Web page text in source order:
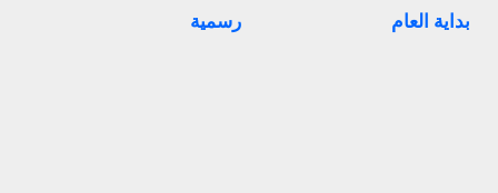
بداية العام
رسمية